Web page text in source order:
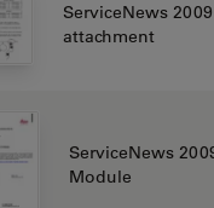
ServiceNews
attachment
ServiceNews
Module